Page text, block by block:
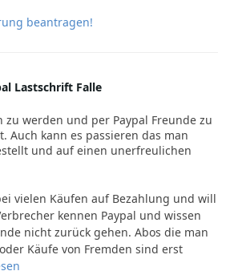
beantragen!
Lastschrift Falle
zu werden und per Paypal Freunde zu
Auch kann es passieren das man
und auf einen unerfreulichen
vielen Käufen auf Bezahlung und will
kennen Paypal und wissen
nicht zurück gehen. Abos die man
Käufe von Fremden sind erst